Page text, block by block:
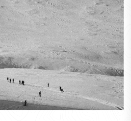
hitta de bästa flygen?Hör av
446 893 42eller
– vi hjälper gärna till!